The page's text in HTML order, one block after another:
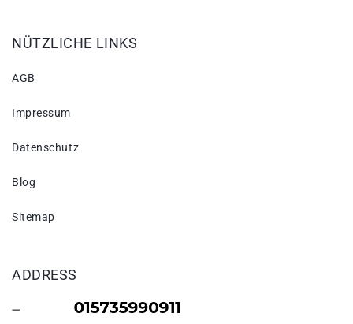
NÜTZLICHE LINKS
AGB
Impressum
Datenschutz
Blog
Sitemap
ADDRESS